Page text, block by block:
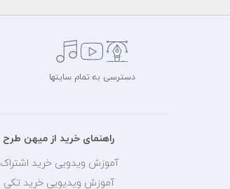
دسترسی به تمام سایتها
راهنمای خرید از میهن طرح
آموزش ویدویی خرید اشتراک
آموزش ویدیویی خرید تکی